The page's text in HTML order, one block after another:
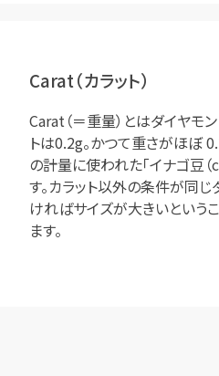
Carat（カラット）
Carat（＝重量）とはダイヤモ
トは0.2g。かつて重さがほぼ
の計量に使われた「イナゴ豆
す。カラット以外の条件が同じ
ければサイズが大きいという
ます。